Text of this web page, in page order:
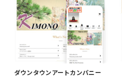
ダウンタウンアートカンパニー